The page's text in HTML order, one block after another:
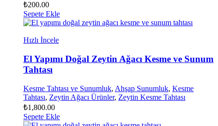
₺200.00
Sepete Ekle
Hızlı İncele
El Yapımı Doğal Zeytin Ağacı Kesme ve Sunum
Tahtası
Kesme Tahtası ve Sunumluk, Ahşap Sunumluk, Kesme
Tahtası, Zeytin Ağacı Ürünler, Zeytin Kesme Tahtası
₺1,800.00
Sepete Ekle